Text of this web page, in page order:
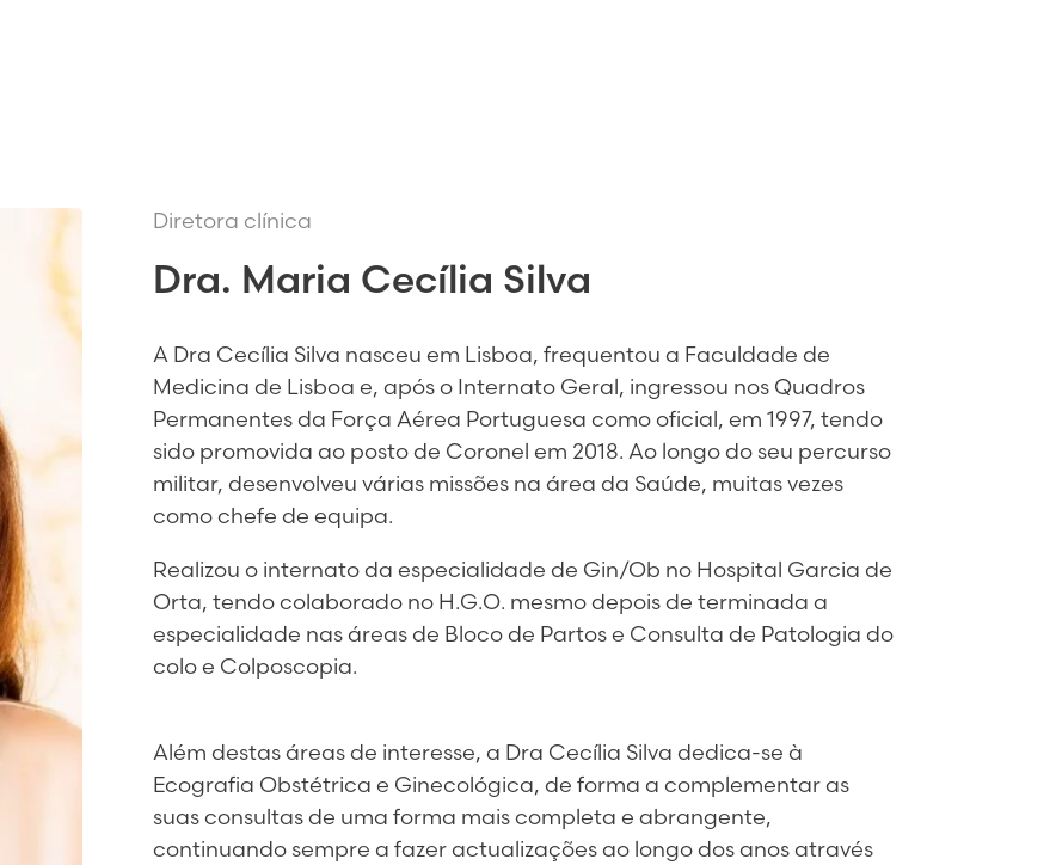
Diretora clínica
Dra. Maria Cecília Silva
A Dra Cecília Silva nasceu em Lisboa, frequentou a Faculdade de
Medicina de Lisboa e, após o Internato Geral, ingressou nos Quadros
Permanentes da Força Aérea Portuguesa como oficial, em 1997, tendo
sido promovida ao posto de Coronel em 2018. Ao longo do seu percurso
militar, desenvolveu várias missões na área da Saúde, muitas vezes
como chefe de equipa.
Realizou o internato da especialidade de Gin/Ob no Hospital Garcia de
Orta, tendo colaborado no H.G.O. mesmo depois de terminada a
especialidade nas áreas de Bloco de Partos e Consulta de Patologia do
colo e Colposcopia.
Além destas áreas de interesse, a Dra Cecília Silva dedica-se à
Ecografia Obstétrica e Ginecológica, de forma a complementar as
suas consultas de uma forma mais completa e abrangente,
continuando sempre a fazer actualizações ao longo dos anos através